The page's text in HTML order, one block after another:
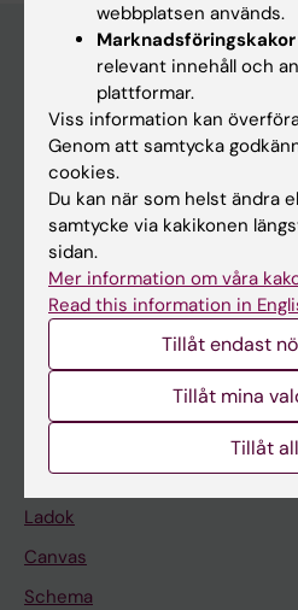
Huvudmeny
Utbildning
Forskarutbildning
Forskning
Om KI
Nyheter
Kalender
Student
Ladok
Canvas
Schema
webbplatsen används.
Marknadsföringskakor
relevant innehåll och
plattformar.
Viss information kan
Genom att samtycka
cookies.
Du kan när som helst ändra
samtycke via kakikonen
sidan.
Mer information om våra
Read this information in
Tillåt endast
Tillåt mina
Tillåt